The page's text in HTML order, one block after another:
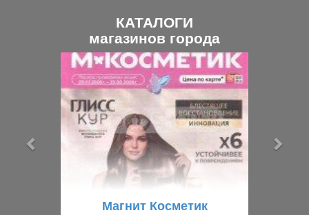
КАТАЛОГИ
магазинов города
Магнит Косметик